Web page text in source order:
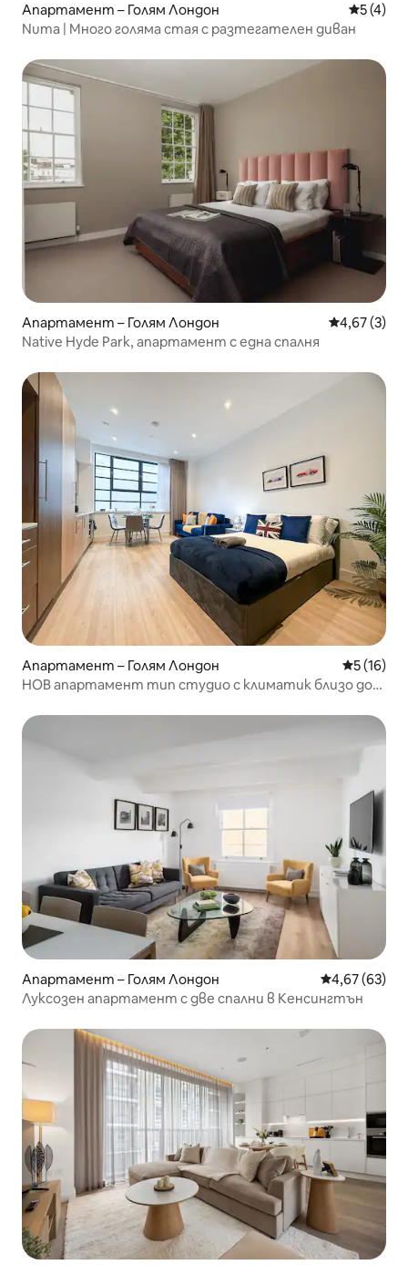
Апартамент – Голям Лондон Средна
5 (4)
Numa | Много голяма стая с разтегателен диван
Апартамент – Голям Лондон Средна
4,67 (3)
Native Hyde Park, апартамент с една спалня
Апартамент – Голям Лондон Средна
5 (16)
НОВ апартамент тип студио с климатик близо до
Апартамент – Голям Лондон Средна
4,67 (63)
Луксозен апартамент с две спални в Кенсингтън